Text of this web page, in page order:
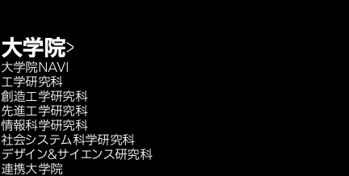
大学院
大学院NAVI
工学研究科
創造工学研究科
先進工学研究科
情報科学研究科
社会システム科学研究科
デザイン＆サイエンス研究科
連携大学院